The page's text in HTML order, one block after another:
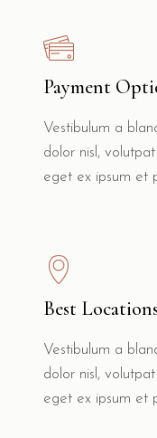
Payment
Vestibulum a
dolor nisl,
eget ex ipsum et
Best Locations
Vestibulum a
dolor nisl,
eget ex ipsum et